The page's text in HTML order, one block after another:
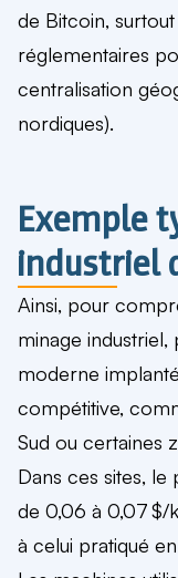
de Bitcoin,
réglementaires
centralisation
nordiques).
Exemple
industriel
Ainsi, pour
minage industriel,
moderne
compétitive,
Sud ou certaines
Dans ces sites, le
de 0,06 à 0,07 $/
à celui pratiqué